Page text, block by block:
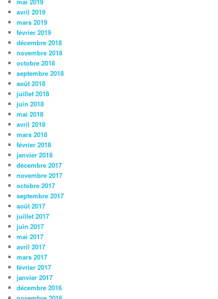
avril 2019
mars 2019
février 2019
décembre 2018
novembre 2018
octobre 2018
septembre 2018
août 2018
juillet 2018
juin 2018
mai 2018
avril 2018
mars 2018
février 2018
janvier 2018
décembre 2017
novembre 2017
octobre 2017
septembre 2017
août 2017
juillet 2017
juin 2017
mai 2017
avril 2017
mars 2017
février 2017
janvier 2017
décembre 2016